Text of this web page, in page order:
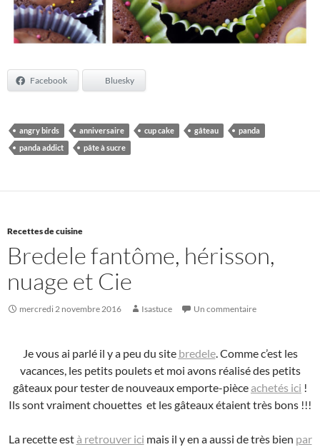
Facebook Bluesky
angry birds anniversaire cup cake gâteau
panda
panda addict
pâte à sucre
Recettes de cuisine
Bredele fantôme, hérisson,
nuage et Cie
mercredi 2 novembre 2016 Isastuce Un commentaire
Je vous ai parlé il y a peu du site bredele. Comme c’est les
vacances, les petits poulets et moi avons réalisé des petits
gâteaux pour tester de nouveaux emporte-pièce achetés ici !
Ils sont vraiment chouettes et les gâteaux étaient très bons !!!
La recette est à retrouver ici mais il y en a aussi de très bien par